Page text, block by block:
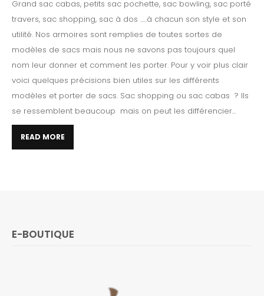
Grand sac cabas, petits sac pochette, sac bowling, sac porté
travers, sac shopping, sac à dos …..à chacun son style et son
utilité. Nos armoires sont remplies de toutes sortes de
modèles de sacs mais nous ne savons pas toujours quel
nom leur donner et comment les porter. Pour y voir plus clair
voici quelques précisions bien utiles sur les différents
modèles et porter de sacs. Sac shopping ou sac cabas ? Ils
se ressemblent beaucoup mais on peut les différencier...
READ MORE
E-BOUTIQUE